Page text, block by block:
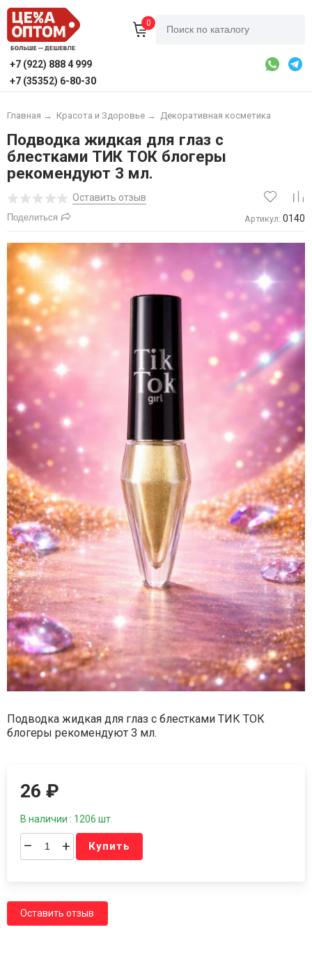
0
+7 (922) 888 4 999
+7 (35352) 6-80-30
Главная → Красота и Здоровье → Декоративная косметика
Подводка жидкая для глаз с
блестками ТИК ТОК блогеры
рекомендуют 3 мл.
Оставить отзыв
Поделиться Артикул: 0140
Подводка жидкая для глаз с блестками ТИК ТОК
блогеры рекомендуют 3 мл.
26₽
В наличии : 1206 шт.
– + Купить
Оставить отзыв